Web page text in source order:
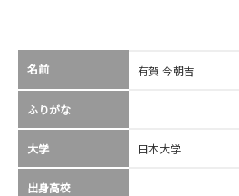
名前 有賀 今朝吉
ふりがな
大学 日本大学
出身高校